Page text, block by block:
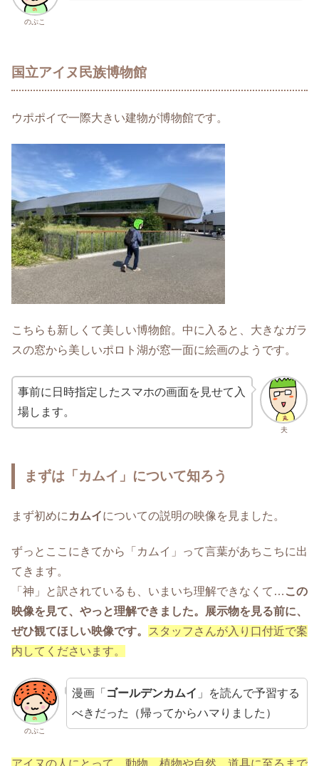
のぷこ
国立アイヌ民族博物館
ウポポイで一際大きい建物が博物館です。
こちらも新しくて美しい博物館。中に入ると、大きなガラ
スの窓から美しいポロト湖が窓一面に絵画のようです。
夫
事前に日時指定したスマホの画面を見せて入
場します。
まずは「カムイ」について知ろう
まず初めに カムイについての説明の映像を見ました。
ずっとここにきてから「カムイ」って言葉があちこちに出
てきます。
「神」と訳されているも、いまいち理解できなくて… この
映像を見て、やっと理解できました。展示物を見る前に、
ぜひ観てほしい映像です。
スタッフさんが入り口付近で案
内してくださいます。
のぷこ
漫画「 ゴールデンカムイ 」を読んで予習する
べきだった（帰ってからハマりました）
アイヌの人にとって、動物、植物や自然、道具に至るまで